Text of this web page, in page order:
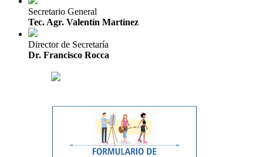
Secretario General
Tec. Agr. Valentín Martínez
Director de Secretaría
Dr. Francisco Rocca